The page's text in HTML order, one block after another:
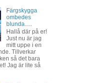
Färgskygga
ombedes
blunda.....
Hallå där på er!
Just nu är jag
mitt uppe i en
Tillverkar
så det bara
Jag är lite så